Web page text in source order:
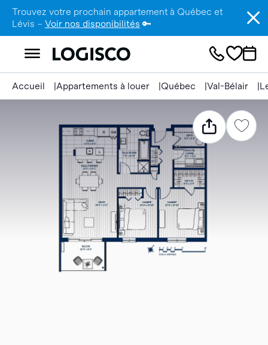
Trouvez votre prochain appartement à Québec et
Lévis – Voir nos disponibilités 🔑
Accueil Appartements à louer Québec Val-Bélair